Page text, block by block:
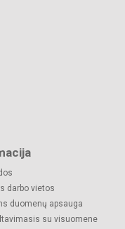
darbo vietos
duomenų apsauga
su visuomene